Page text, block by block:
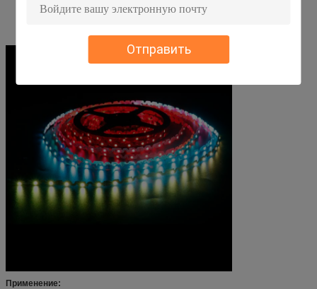
Отправить
Применение: